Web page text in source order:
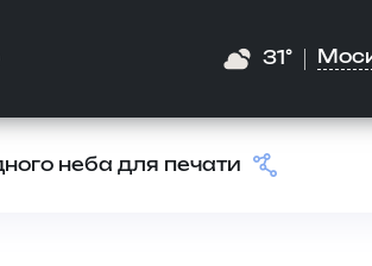
31°
неба для печати